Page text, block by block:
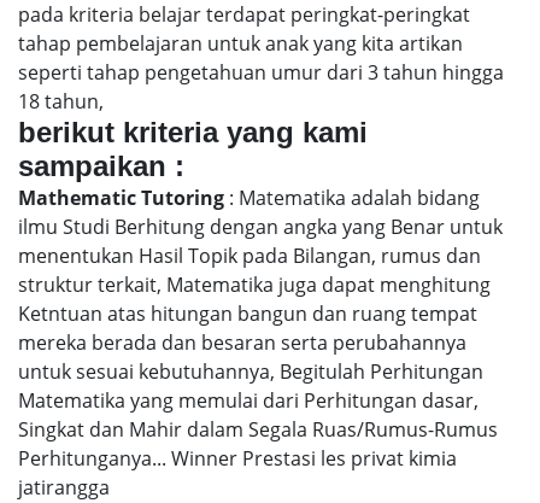
pada kriteria belajar terdapat peringkat-peringkat
tahap pembelajaran untuk anak yang kita artikan
seperti tahap pengetahuan umur dari 3 tahun hingga
18 tahun,
berikut kriteria yang kami
sampaikan :
Mathematic Tutoring : Matematika adalah bidang
ilmu Studi Berhitung dengan angka yang Benar untuk
menentukan Hasil Topik pada Bilangan, rumus dan
struktur terkait, Matematika juga dapat menghitung
Ketntuan atas hitungan bangun dan ruang tempat
mereka berada dan besaran serta perubahannya
untuk sesuai kebutuhannya, Begitulah Perhitungan
Matematika yang memulai dari Perhitungan dasar,
Singkat dan Mahir dalam Segala Ruas/Rumus-Rumus
Perhitunganya... Winner Prestasi les privat kimia
jatirangga